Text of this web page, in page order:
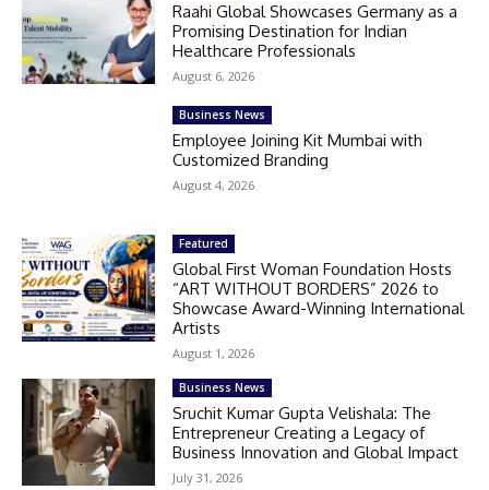
Raahi Global Showcases Germany as a
Promising Destination for Indian
Healthcare Professionals
August 6, 2026
Business News
Employee Joining Kit Mumbai with
Customized Branding
August 4, 2026
Featured
Global First Woman Foundation Hosts
“ART WITHOUT BORDERS” 2026 to
Showcase Award-Winning International
Artists
August 1, 2026
Business News
Sruchit Kumar Gupta Velishala: The
Entrepreneur Creating a Legacy of
Business Innovation and Global Impact
July 31, 2026